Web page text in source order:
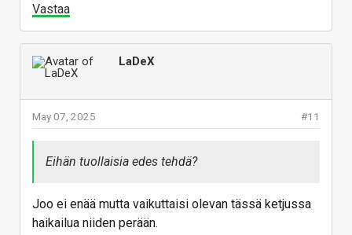
Vastaa
LaDeX
#11
May 07, 2025
Eihän tuollaisia edes tehdä?
Joo ei enää mutta vaikuttaisi olevan tässä ketjussa
haikailua niiden perään.